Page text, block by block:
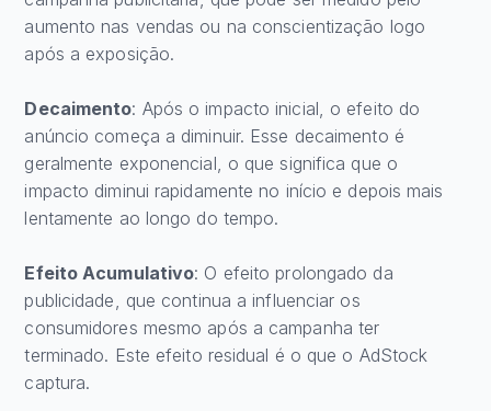
aumento nas vendas ou na conscientização logo
após a exposição.
Decaimento: Após o impacto inicial, o efeito do
anúncio começa a diminuir. Esse decaimento é
geralmente exponencial, o que significa que o
impacto diminui rapidamente no início e depois mais
lentamente ao longo do tempo.
Efeito Acumulativo: O efeito prolongado da
publicidade, que continua a influenciar os
consumidores mesmo após a campanha ter
terminado. Este efeito residual é o que o AdStock
captura.